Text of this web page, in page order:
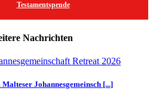
Testamentspende
Nachrichten
Johannesgemeinsch [...]